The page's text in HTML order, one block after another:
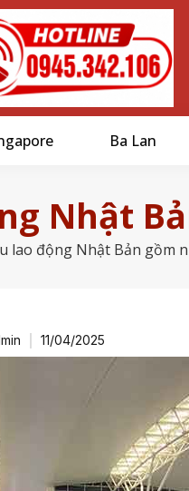
Ba Lan
Nhật
lao động Nhật Bản gồm
11/04/2025